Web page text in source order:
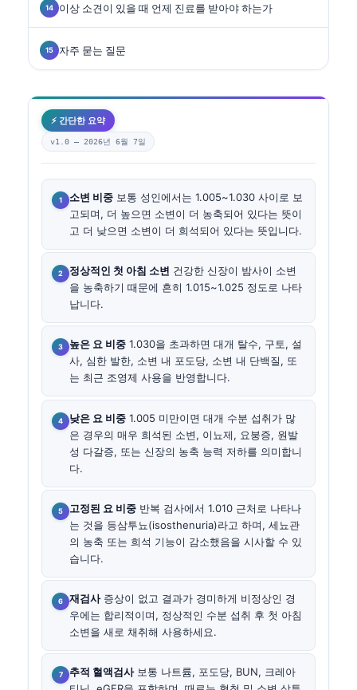
이상 소견이 있을 때 언제 진료를 받아야 하는가
자주 묻는 질문
⚡ 간단한 요약
v1.0 — 2026년 6월 7일
소변 비중 보통 성인에서는 1.005~1.030 사이로 보
고되며, 더 높으면 소변이 더 농축되어 있다는 뜻이
고 더 낮으면 소변이 더 희석되어 있다는 뜻입니다.
정상적인 첫 아침 소변 건강한 신장이 밤사이 소변
을 농축하기 때문에 흔히 1.015~1.025 정도로 나타
납니다.
높은 요 비중 1.030을 초과하면 대개 탈수, 구토, 설
사, 심한 발한, 소변 내 포도당, 소변 내 단백질, 또
는 최근 조영제 사용을 반영합니다.
낮은 요 비중 1.005 미만이면 대개 수분 섭취가 많
은 경우의 매우 희석된 소변, 이뇨제, 요붕증, 원발
성 다갈증, 또는 신장의 농축 능력 저하를 의미합니
다.
고정된 요 비중 반복 검사에서 1.010 근처로 나타나
는 것을 등삼투뇨(isosthenuria)라고 하며, 세뇨관
의 농축 또는 희석 기능이 감소했음을 시사할 수 있
습니다.
재검사증상이 없고 결과가 경미하게 비정상인 경
우에는 합리적이며, 정상적인 수분 섭취 후 첫 아침
소변을 새로 채취해 사용하세요.
추적 혈액검사보통 나트륨, 포도당, BUN, 크레아